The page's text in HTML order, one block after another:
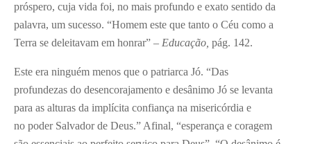
próspero, cuja vida foi, no mais profundo e exato sentido da
palavra, um sucesso. “Homem este que tanto o Céu como a
Terra se deleitavam em honrar” – Educação, pág. 142.
Este era ninguém menos que o patriarca Jó. “Das
profundezas do desencorajamento e desânimo Jó se levanta
para as alturas da implícita confiança na misericórdia e
no poder Salvador de Deus.” Afinal, “esperança e coragem